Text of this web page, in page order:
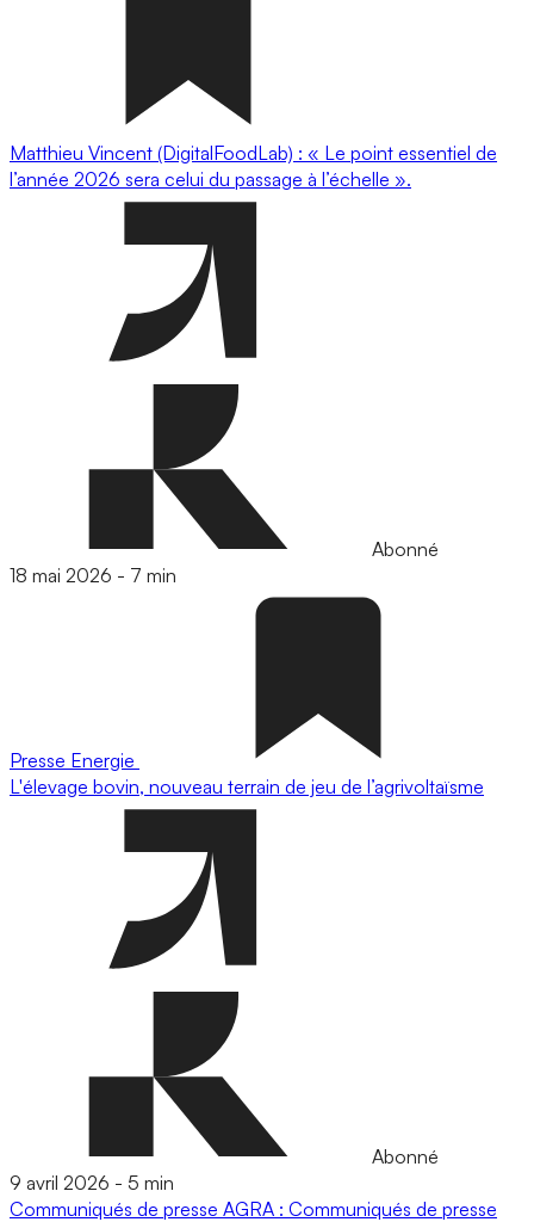
Matthieu Vincent (DigitalFoodLab) : « Le point essentiel de
l’année 2026 sera celui du passage à l’échelle ».
Abonné
18 mai 2026 - 7 min
Presse Energie
L'élevage bovin, nouveau terrain de jeu de l’agrivoltaïsme
Abonné
9 avril 2026 - 5 min
Communiqués de presse AGRA : Communiqués de presse